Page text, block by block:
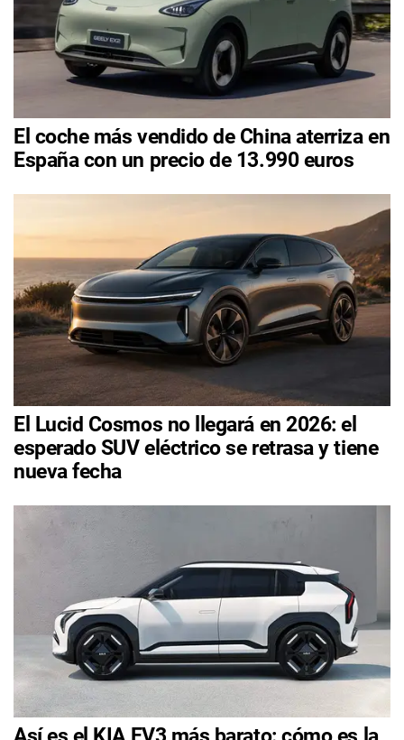
El coche más vendido de China aterriza en
España con un precio de 13.990 euros
El Lucid Cosmos no llegará en 2026: el
esperado SUV eléctrico se retrasa y tiene
nueva fecha